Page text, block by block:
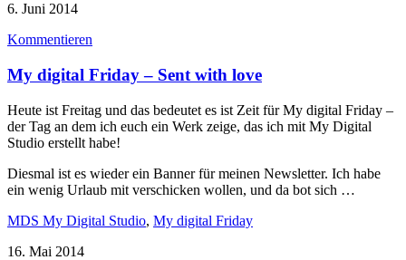
6. Juni 2014
Kommentieren
My digital Friday – Sent with love
Heute ist Freitag und das bedeutet es ist Zeit für My digital Friday –
der Tag an dem ich euch ein Werk zeige, das ich mit My Digital
Studio erstellt habe!
Diesmal ist es wieder ein Banner für meinen Newsletter. Ich habe
ein wenig Urlaub mit verschicken wollen, und da bot sich …
MDS My Digital Studio, My digital Friday
16. Mai 2014